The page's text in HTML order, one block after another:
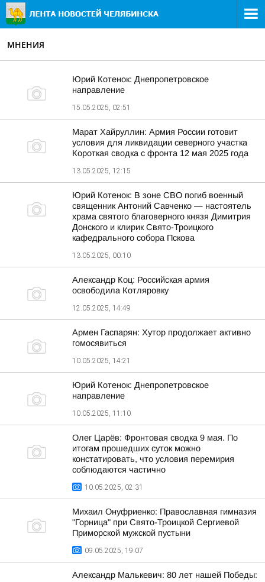
МНЕНИЯ
Юрий Котенок: Днепропетровское
направление
15.05.2025, 02:51
Марат Хайруллин: Армия России готовит
условия для ликвидации северного участка
Короткая сводка с фронта 12 мая 2025 года
13.05.2025, 12:15
Юрий Котенок: В зоне СВО погиб военный
священник Антоний Савченко — настоятель
храма святого благоверного князя Димитрия
Донского и клирик Свято-Троицкого
кафедрального собора Пскова
13.05.2025, 00:10
Александр Коц: Российская армия
освободила Котляровку
12.05.2025, 14:49
Армен Гаспарян: Хутор продолжает активно
гомосявиться
10.05.2025, 14:21
Юрий Котенок: Днепропетровское
направление
10.05.2025, 11:10
Олег Царёв: Фронтовая сводка 9 мая. По
итогам прошедших суток можно
констатировать, что условия перемирия
соблюдаются частично
10.05.2025, 02:31
Михаил Онуфриенко: Православная гимназия
"Горница" при Свято-Троицкой Сергиевой
Приморской мужской пустыни
09.05.2025, 19:07
Александр Малькевич: 80 лет нашей Победы: